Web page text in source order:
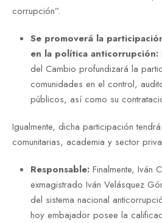
corrupción”.
Se promoverá la
en la política anticorrupción:
del Cambio profundizará la
comunidades en el control,
públicos, así como su
Igualmente, dicha participación
comunitarias, academia y sector
Responsable: Finalmente, Iván
exmagistrado Iván Velásquez
del sistema nacional
hoy embajador posee la